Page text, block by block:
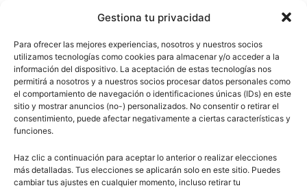
Gestiona tu privacidad
Para ofrecer las mejores experiencias, nosotros y nuestros socios
utilizamos tecnologías como cookies para almacenar y/o acceder a la
información del dispositivo. La aceptación de estas tecnologías nos
permitirá a nosotros y a nuestros socios procesar datos personales como
el comportamiento de navegación o identificaciones únicas (IDs) en este
sitio y mostrar anuncios (no-) personalizados. No consentir o retirar el
consentimiento, puede afectar negativamente a ciertas características y
funciones.
Haz clic a continuación para aceptar lo anterior o realizar elecciones
más detalladas. Tus elecciones se aplicarán solo en este sitio. Puedes
cambiar tus ajustes en cualquier momento, incluso retirar tu